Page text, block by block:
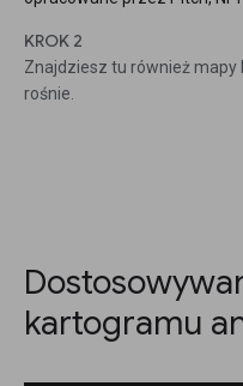
KROK 2
Znajdziesz tu również mapy
rośnie.
kartogramu